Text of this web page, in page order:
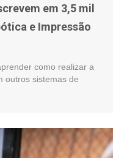
em 3,5 mil
e Impressão
como realizar a
outros sistemas de